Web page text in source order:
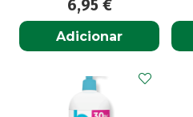
6,95 €
Adicionar